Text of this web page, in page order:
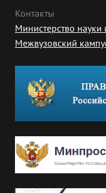
Контакты
Министерство
Межвузовский